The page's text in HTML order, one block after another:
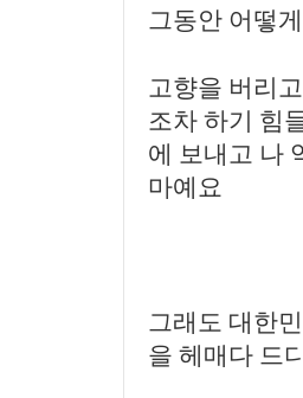
그동안 어떻
고향을 버리
조차 하기 힘
에 보내고 나
마예요
그래도 대한
을 헤매다 드